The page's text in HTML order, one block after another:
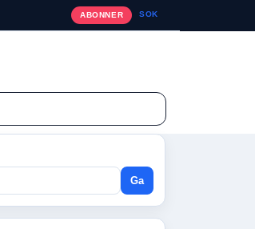
ABONNER SOK
Ga